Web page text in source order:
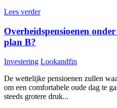
Lees verder
Overheidspensioenen
plan B?
Investering Lookandfin
De wettelijke pensioenen zullen
om een comfortabele oude dag te
steeds grotere druk...